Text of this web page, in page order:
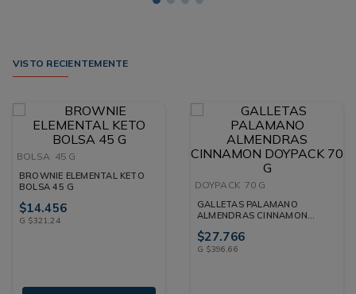
VISTO RECIENTEMENTE
BOLSA 45 G
BROWNIE ELEMENTAL KETO
BOLSA 45 G
$14.456
G $321,24
DOYPACK 70 G
GALLETAS PALAMANO
ALMENDRAS CINNAMON
$27.766
G $396,66